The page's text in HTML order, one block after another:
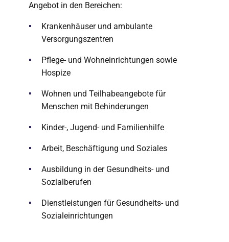
Angebot in den Bereichen:
Krankenhäuser und ambulante
Versorgungszentren
Pflege- und Wohneinrichtungen sowie
Hospize
Wohnen und Teilhabeangebote für
Menschen mit Behinderungen
Kinder-, Jugend- und Familienhilfe
Arbeit, Beschäftigung und Soziales
Ausbildung in der Gesundheits- und
Sozialberufen
Dienstleistungen für Gesundheits- und
Sozialeinrichtungen